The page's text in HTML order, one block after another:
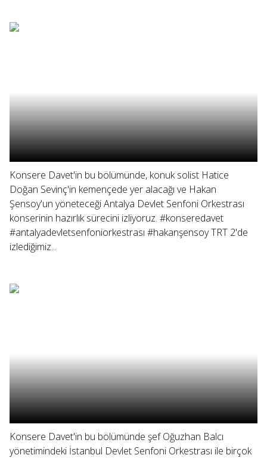
Konsere Davet'in bu bölümünde, konuk solist Hatice
Doğan Sevinç'in kemençede yer alacağı ve Hakan
Şensoy'un yöneteceği Antalya Devlet Senfoni Orkestrası
konserinin hazırlık sürecini izliyoruz. #konseredavet
#antalyadevletsenfoniorkestrası #hakanşensoy TRT 2'de
izlediğimiz...
Konsere Davet'in bu bölümünde şef Oğuzhan Balcı
yönetimindeki İstanbul Devlet Senfoni Orkestrası ile birçok